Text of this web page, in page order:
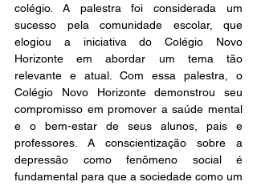
colégio. A palestra foi considerada um
sucesso pela comunidade escolar, que
elogiou a iniciativa do Colégio Novo
Horizonte em abordar um tema tão
relevante e atual. Com essa palestra, o
Colégio Novo Horizonte demonstrou seu
compromisso em promover a saúde mental
e o bem-estar de seus alunos, pais e
professores. A conscientização sobre a
depressão como fenômeno social é
fundamental para que a sociedade como um